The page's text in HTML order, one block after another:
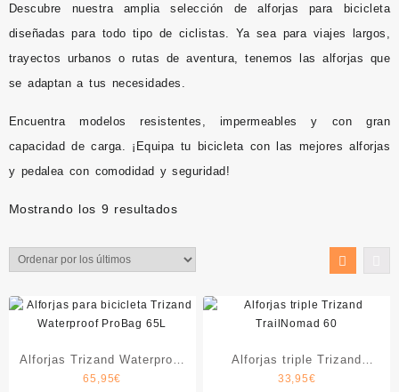
Descubre nuestra amplia selección dealforjas para bicicleta
diseñadas para todo tipo de ciclistas. Ya sea para viajes largos,
trayectos urbanos o rutas de aventura, tenemos las alforjas que
se adaptan a tus necesidades.
Encuentra modelos resistentes, impermeables y con gran
capacidad de carga. ¡Equipa tu bicicleta con las mejores alforjas
y pedalea con comodidad y seguridad!
Mostrando los 9 resultadosOrdenado
los
Alforjas Trizand Waterproof
ProBag
65,95€
Alforjas triple Trizand
TrailNomad 60
33,95€